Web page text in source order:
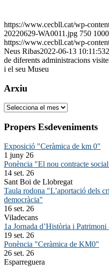
https://www.cecbll.cat/wp-
20220629-WA0011.jpg 750 1000
https://www.cecbll.cat/wp-
Neus Ribas2022-06-13 10:11:53
de diferents administracions
i el seu Museu
Arxiu
Arxiu
Propers Esdeveniments
Exposició "Ceràmica de km 0"
1 juny 26
Ponència "El nou contracte
14 set. 26
Sant Boi de Llobregat
Taula rodona "L’aportació dels
democràcia"
16 set. 26
Viladecans
1a Jornada d’Història i
19 set. 26
Ponència "Ceràmica de KM0"
26 set. 26
Esparreguera